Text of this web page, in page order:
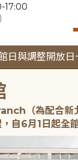
17:00
日與調整開放日
（為配合新
自6月1日起全館